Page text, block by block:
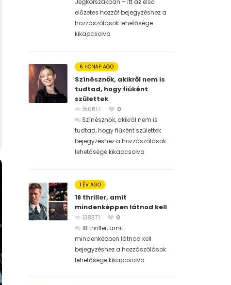
Jégkorszakban – itt az első
előzetes hozzá! bejegyzéshez a
hozzászólások lehetősége
kikapcsolva
6 HÓNAP AGO
Színésznők, akikről nem is
tudtad, hogy fiúként
születtek
150617
0
Színésznők, akikről nem is
tudtad, hogy fiúként születtek
bejegyzéshez a hozzászólások
lehetősége kikapcsolva
1 ÉV AGO
18 thriller, amit
mindenképpen látnod kell
138371
0
18 thriller, amit
mindenképpen látnod kell
bejegyzéshez a hozzászólások
lehetősége kikapcsolva